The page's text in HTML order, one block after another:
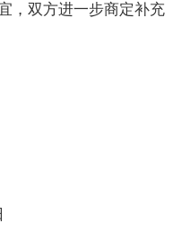
，双方进一步商定补充